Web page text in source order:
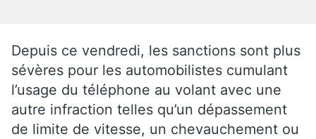
Depuis ce vendredi, les sanctions sont plus
sévères pour les automobilistes cumulant
l’usage du téléphone au volant avec une
autre infraction telles qu’un dépassement
de limite de vitesse, un chevauchement ou